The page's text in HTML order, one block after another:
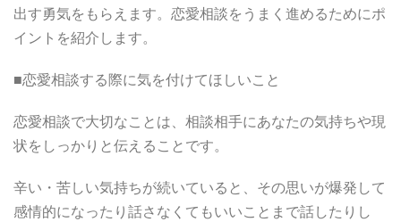
出す勇気をもらえます。恋愛相談をうまく進めるためにポ
イントを紹介します。
■恋愛相談する際に気を付けてほしいこと
恋愛相談で大切なことは、相談相手にあなたの気持ちや現
状をしっかりと伝えることです。
辛い・苦しい気持ちが続いていると、その思いが爆発して
感情的になったり話さなくてもいいことまで話したりし